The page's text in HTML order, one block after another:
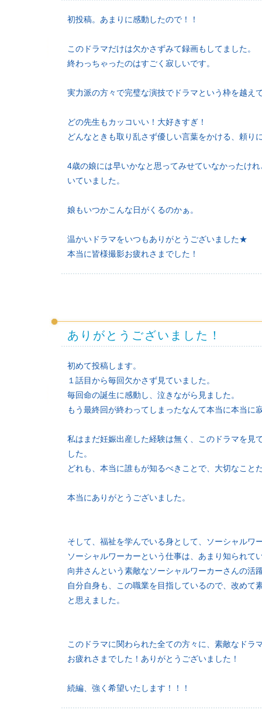
初投稿。あまりに感動したので！！
このドラマだけは欠かさずみて録画もしてました。
終わっちゃったのはすごく寂しいです。
実力派の方々で完璧な演技でドラマという枠を越え
どの先生もカッコいい！大好きすぎ！
どんなときも取り乱さず優しい言葉をかける、頼り
4歳の娘には早いかなと思ってみせていなかったけ
いていました。
娘もいつかこんな日がくるのかぁ。
温かいドラマをいつもありがとうございました★
本当に皆様撮影お疲れさまでした！
ありがとうございました！
初めて投稿します。
１話目から毎回欠かさず見ていました。
毎回命の誕生に感動し、泣きながら見ました。
もう最終回が終わってしまったなんて本当に本当に
私はまだ妊娠出産した経験は無く、このドラマを見
した。
どれも、本当に誰もが知るべきことで、大切なこと
本当にありがとうございました。
そして、福祉を学んでいる身として、ソーシャルワ
ソーシャルワーカーという仕事は、あまり知られて
向井さんという素敵なソーシャルワーカーさんの活
自分自身も、この職業を目指しているので、改め
と思えました。
このドラマに関わられた全ての方々に、素敵なドラ
お疲れさまでした！ありがとうございました！
続編、強く希望いたします！！！